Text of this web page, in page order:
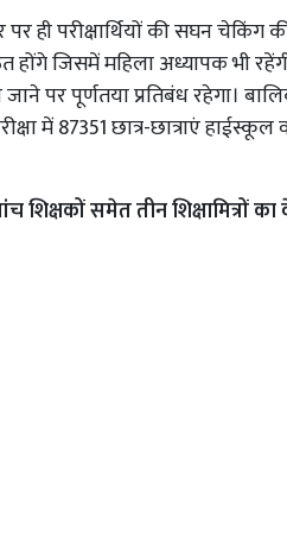
पर ही परीक्षार्थियों की सघन
जिसमें महिला अध्यापक भी रहेंगी।
पर पूर्णतया प्रतिबंध रहेगा।
में 87351 छात्र-छात्राएं
शिक्षकों समेत तीन शिक्षामित्रों